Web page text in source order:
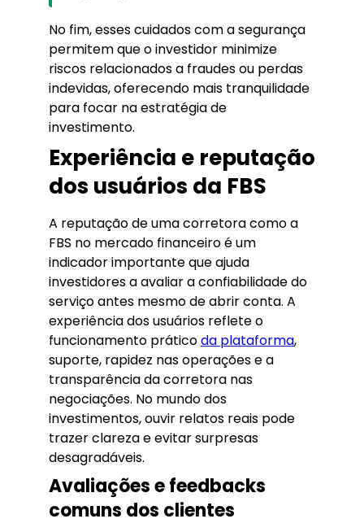
No fim, esses cuidados com a segurança
permitem que o investidor minimize
riscos relacionados a fraudes ou perdas
indevidas, oferecendo mais tranquilidade
para focar na estratégia de
investimento.
Experiência e reputação
dos usuários da FBS
A reputação de uma corretora como a
FBS no mercado financeiro é um
indicador importante que ajuda
investidores a avaliar a confiabilidade do
serviço antes mesmo de abrir conta. A
experiência dos usuários reflete o
funcionamento práticoda plataforma,
suporte, rapidez nas operações e a
transparência da corretora nas
negociações. No mundo dos
investimentos, ouvir relatos reais pode
trazer clareza e evitar surpresas
desagradáveis.
Avaliações e feedbacks
comuns dos clientes